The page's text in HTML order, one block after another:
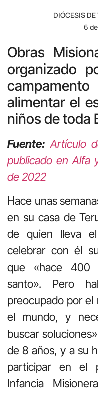
DIÓCESIS DE
6
Obras
organizado
alimentar el
niños de toda
Fuente:Artículo
publicado en Alfa
de 2022
Hace unas
en su casa de
de quien lleva
celebrar con él
que «hace 400
santo». Pero
preocupado por
el mundo, y
buscar
de 8 años, y a su
participar en el
Infancia